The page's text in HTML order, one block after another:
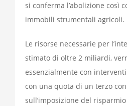
si conferma l’abolizione così
immobili strumentali agricoli.
Le risorse necessarie per
stimato di oltre 2 miliardi,
essenzialmente con
con una quota di un terzo
sull’imposizione del